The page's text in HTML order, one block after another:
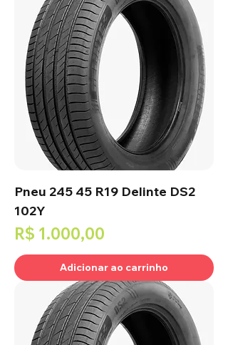
Pneu 245 45 R19 Delinte DS2
102Y
Preço
R$ 1.000,00
Adicionar ao carrinho